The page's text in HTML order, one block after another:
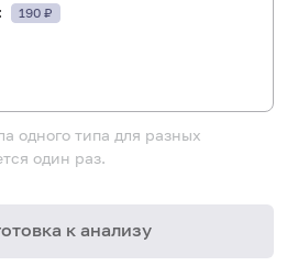
190 ₽
одного типа для разных
один раз.
к анализу